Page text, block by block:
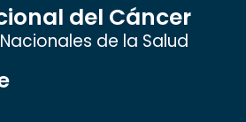
del Cáncer
de la Salud